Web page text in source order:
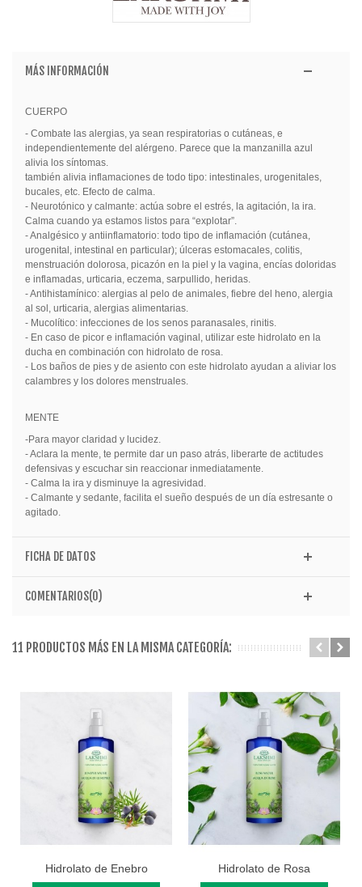
MÁS INFORMACIÓN
CUERPO
- Combate las alergias, ya sean respiratorias o cutáneas, e
independientemente del alérgeno. Parece que la manzanilla azul
alivia los síntomas.
también alivia inflamaciones de todo tipo: intestinales, urogenitales,
bucales, etc. Efecto de calma.
- Neurotónico y calmante: actúa sobre el estrés, la agitación, la ira.
Calma cuando ya estamos listos para “explotar”.
- Analgésico y antiinflamatorio: todo tipo de inflamación (cutánea,
urogenital, intestinal en particular); úlceras estomacales, colitis,
menstruación dolorosa, picazón en la piel y la vagina, encías doloridas
e inflamadas, urticaria, eczema, sarpullido, heridas.
- Antihistamínico: alergias al pelo de animales, fiebre del heno, alergia
al sol, urticaria, alergias alimentarias.
- Mucolítico: infecciones de los senos paranasales, rinitis.
- En caso de picor e inflamación vaginal, utilizar este hidrolato en la
ducha en combinación con hidrolato de rosa.
- Los baños de pies y de asiento con este hidrolato ayudan a aliviar los
calambres y los dolores menstruales.
MENTE
-Para mayor claridad y lucidez.
- Aclara la mente, te permite dar un paso atrás, liberarte de actitudes
defensivas y escuchar sin reaccionar inmediatamente.
- Calma la ira y disminuye la agresividad.
- Calmante y sedante, facilita el sueño después de un día estresante o
agitado.
FICHA DE DATOS
COMENTARIOS(0)
11 PRODUCTOS MÁS EN LA MISMA CATEGORÍA:
Hidrolato de Enebro Hidrolato de Rosa